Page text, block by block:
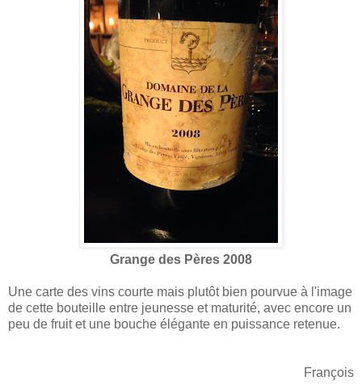
Grange des Pères 2008
Une carte des vins courte mais plutôt bien pourvue à l'image
de cette bouteille entre jeunesse et maturité, avec encore un
peu de fruit et une bouche élégante en puissance retenue.
François